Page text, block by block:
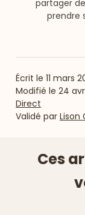
partager
prendre
Écrit le 11 mars
Modifié le 24
Direct
Validé par Lison
Ces